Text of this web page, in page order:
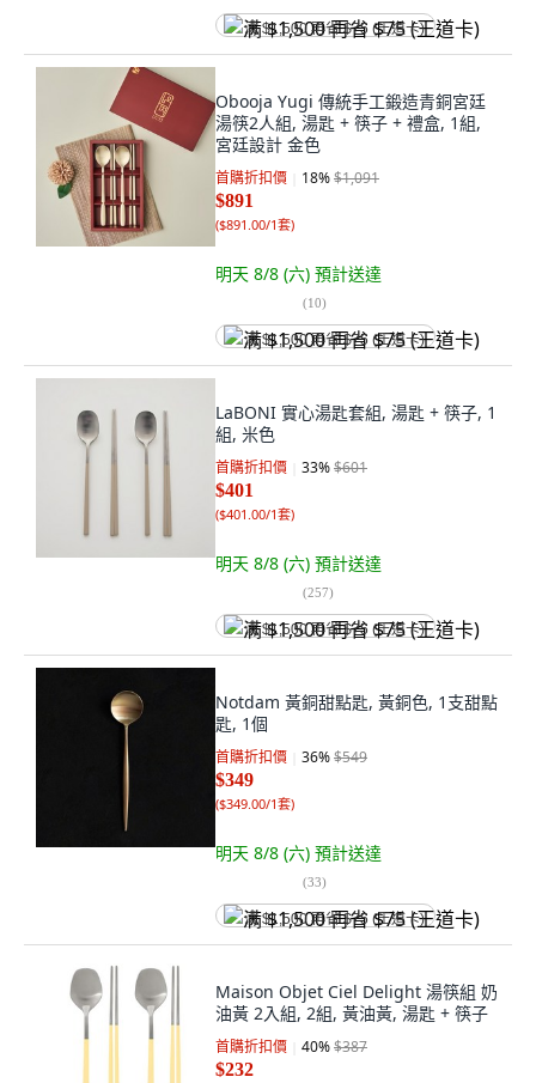
满 $1,500 再省 $75 (王道卡)
Obooja Yugi 傳統手工鍛造青銅宮廷
湯筷2人組, 湯匙 + 筷子 + 禮盒, 1組,
宮廷設計 金色
首購折扣價 18%$1,091
$891
($891.00/1套)
明天 8/8 (六) 預計送達
(10)
满 $1,500 再省 $75 (王道卡)
LaBONI 實心湯匙套組, 湯匙 + 筷子, 1
組, 米色
首購折扣價 33%$601
$401
($401.00/1套)
明天 8/8 (六) 預計送達
(257)
满 $1,500 再省 $75 (王道卡)
Notdam 黃銅甜點匙, 黃銅色, 1支甜點
匙, 1個
首購折扣價 36%$549
$349
($349.00/1套)
明天 8/8 (六) 預計送達
(33)
满 $1,500 再省 $75 (王道卡)
Maison Objet Ciel Delight 湯筷組 奶
油黃 2入組, 2組, 黃油黃, 湯匙 + 筷子
首購折扣價 40%$387
$232